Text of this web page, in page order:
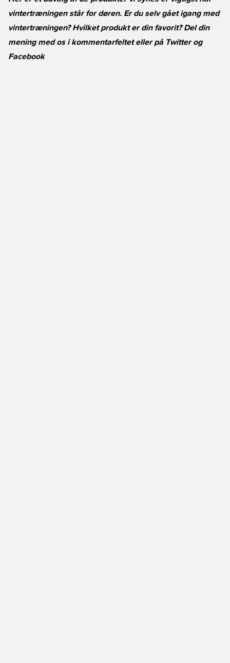
vintertræningen står for døren. Er du selv gået igang med
vintertræningen? Hvilket produkt er din favorit? Del din
mening med os i kommentarfeltet eller på Twitterog
Facebook